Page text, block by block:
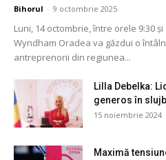
Bihorul - 9 octombrie 2025
Luni, 14 octombrie, între orele 9:30
Wyndham Oradea va găzdui o
antreprenorii din regiunea...
Lilla Debelka:
generos în
15 noiembrie 2024
Maximă